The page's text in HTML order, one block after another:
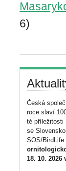
6)
Česká
roce slaví
té příležitosti
se
SOS/BirdLife
18. 10. 2026